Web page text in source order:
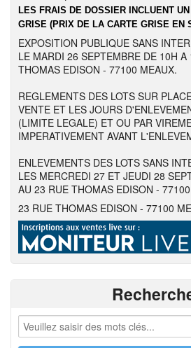
LES FRAIS DE DOSSIER INCLUENT
GRISE (PRIX DE LA CARTE GRISE EN
EXPOSITION PUBLIQUE SANS
LE MARDI 26 SEPTEMBRE DE 10H
THOMAS EDISON - 77100 MEAUX.
REGLEMENTS DES LOTS SUR
VENTE ET LES JOURS
(LIMITE LEGALE) ET OU PAR
IMPERATIVEMENT AVANT
ENLEVEMENTS DES LOTS SANS
LES MERCREDI 27 ET JEUDI 28
AU 23 RUE THOMAS EDISON -
23 RUE THOMAS EDISON - 77100